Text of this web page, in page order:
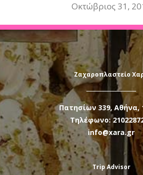
Οκτώβριος 31,
Ζαχαροπλαστείο
Πατησίων 339, Αθήνα,
Τηλέφωνο:
info@xara.gr
Trip Advisor